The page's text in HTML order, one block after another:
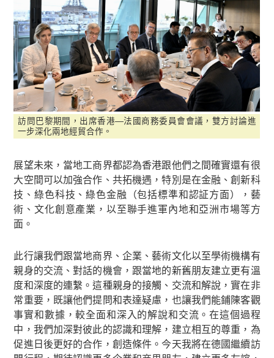
訪問巴黎期間，出席香港—法國商務委員會會議，雙方討論進
一步深化兩地經貿合作。
展望未來，當地工商界都認為香港跟他們之間確實還有很
大空間可以加強合作、共拓機遇，特別是在金融、創新科
技、綠色科技、綠色金融（包括標準和認証方面），藝
術、文化創意產業，以至聯手進軍內地和亞洲市場等方
面。
此行讓我們跟當地商界、企業、藝術文化以至學術機構有
親身的交流、對話的機會，跟當地的新舊朋友建立更有溫
度和深度的連繫。這種親身的接觸、交流和解說，實在非
常重要，既讓他們提問和表達疑慮，也讓我們能鋪陳客觀
事實和數據，較全面和深入的解說和交流。在這個過程
中，我們加深對彼此的認識和理解，建立相互的尊重，為
促進日後更好的合作，創造條件。今天我將在德國繼續訪